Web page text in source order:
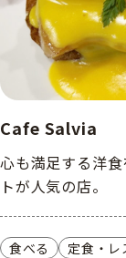
Cafe Salvia
心も満足する洋
トが人気の店。
食べる 定食・レ